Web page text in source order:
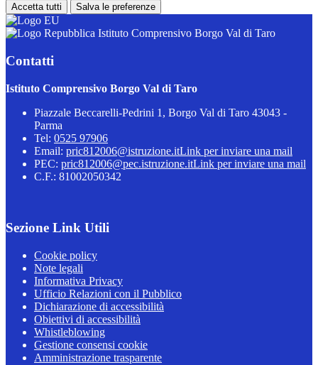
Accetta tutti Salva le preferenze
Istituto Comprensivo Borgo Val di Taro
Contatti
Istituto Comprensivo Borgo Val di Taro
Piazzale Beccarelli-Pedrini 1, Borgo Val di Taro 43043 -
Parma
Tel: 0525 97906
Email: pric812006@istruzione.itLink per inviare una mail
PEC: pric812006@pec.istruzione.itLink per inviare una mail
C.F.: 81002050342
Sezione Link Utili
Cookie policy
Note legali
Informativa Privacy
Ufficio Relazioni con il Pubblico
Dichiarazione di accessibilità
Obiettivi di accessibilità
Whistleblowing
Gestione consensi cookie
Amministrazione trasparente